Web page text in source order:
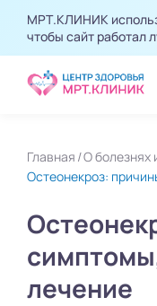
МРТ.КЛИНИК
чтобы сайт работал
Главная О болезнях
Остеонекроз:
лечение